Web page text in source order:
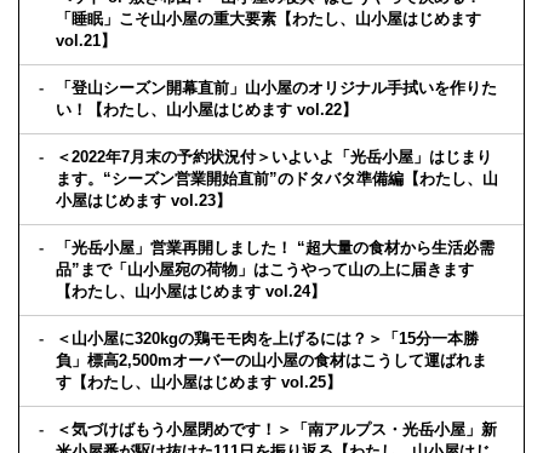
「睡眠」こそ山小屋の重大要素【わたし、山小屋はじめます
vol.21】
「登山シーズン開幕直前」山小屋のオリジナル手拭いを作りた
い！【わたし、山小屋はじめます vol.22】
＜2022年7月末の予約状況付＞いよいよ「光岳小屋」はじまり
ます。“シーズン営業開始直前”のドタバタ準備編【わたし、山
小屋はじめます vol.23】
「光岳小屋」営業再開しました！ “超大量の食材から生活必需
品”まで「山小屋宛の荷物」はこうやって山の上に届きます
【わたし、山小屋はじめます vol.24】
＜山小屋に320kgの鶏モモ肉を上げるには？＞「15分一本勝
負」標高2,500mオーバーの山小屋の食材はこうして運ばれま
す【わたし、山小屋はじめます vol.25】
＜気づけばもう小屋閉めです！＞「南アルプス・光岳小屋」新